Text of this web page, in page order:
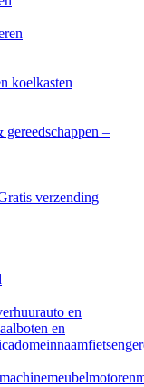
koelkasten
–
verzending
auto en
boten en
domeinnaamfietsen
machinemeubelmotoren